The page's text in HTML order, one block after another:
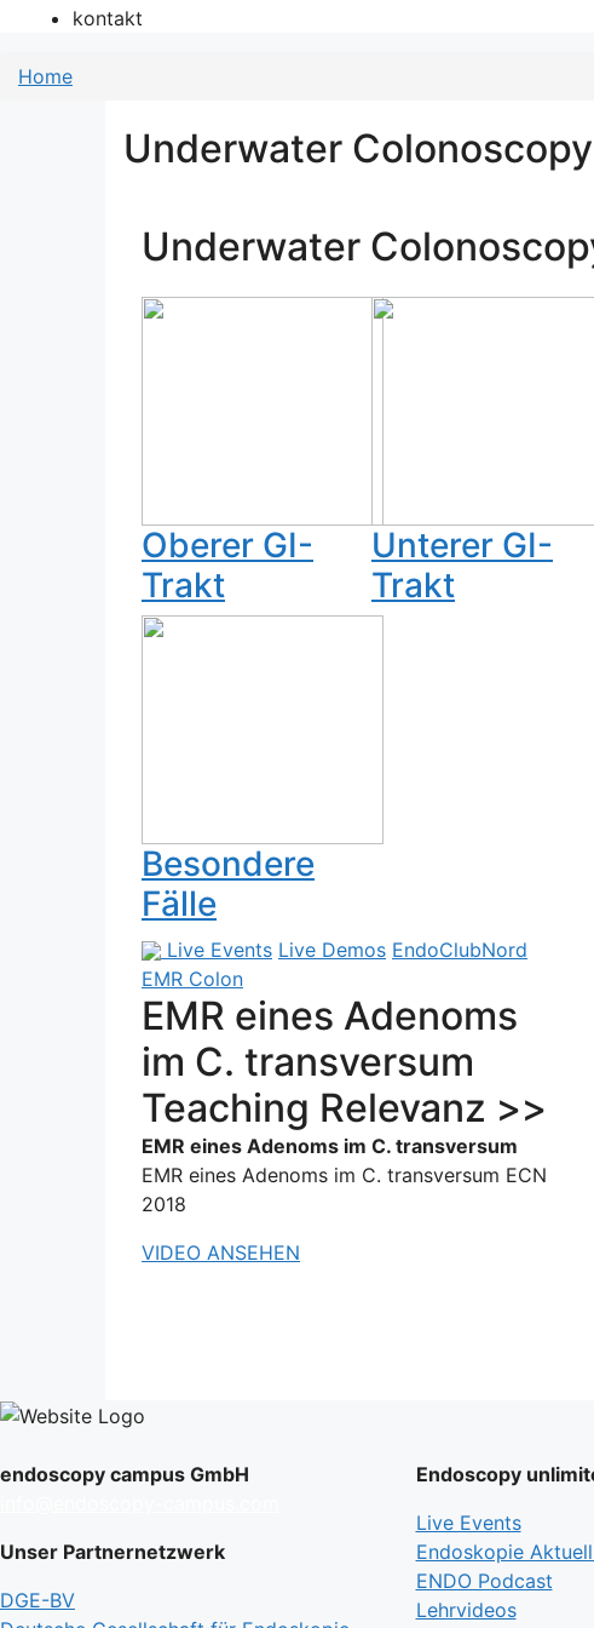
kontakt
Home
Underwater Colonoscopy
Underwater
Oberer GI-
Trakt
Unterer GI-
Trakt
Besondere
Fälle
Live Events Live Demos EndoClubNord
EMR Colon
EMR eines Adenoms
im C. transversum
Teaching Relevanz >>
EMR eines Adenoms im C. transversum
EMR eines Adenoms im C. transversum ECN
2018
VIDEO ANSEHEN
endoscopy campus GmbH
Unser Partnernetzwerk
DGE-BV
Endoscopy
Live Events
Endoskopie
ENDO Podcast
Lehrvideos